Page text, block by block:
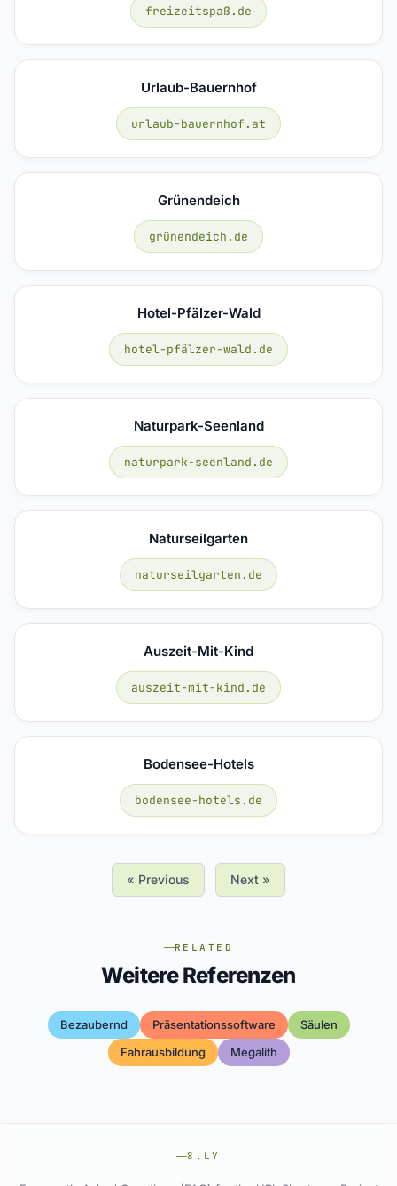
freizeitspaß.de
Urlaub-Bauernhof
urlaub-bauernhof.at
Grünendeich
grünendeich.de
Hotel-Pfälzer-Wald
hotel-pfälzer-wald.de
Naturpark-Seenland
naturpark-seenland.de
Naturseilgarten
naturseilgarten.de
Auszeit-Mit-Kind
auszeit-mit-kind.de
Bodensee-Hotels
bodensee-hotels.de
« Previous Next »
RELATED
Weitere Referenzen
Bezaubernd Präsentationssoftware
Säulen
Fahrausbildung
Megalith
8.LY